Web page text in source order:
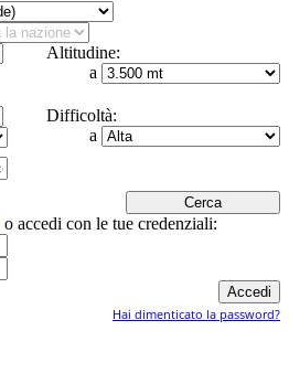
Altitudine:
a
Difficoltà:
a
o accedi con le tue credenziali:
Hai dimenticato la password?